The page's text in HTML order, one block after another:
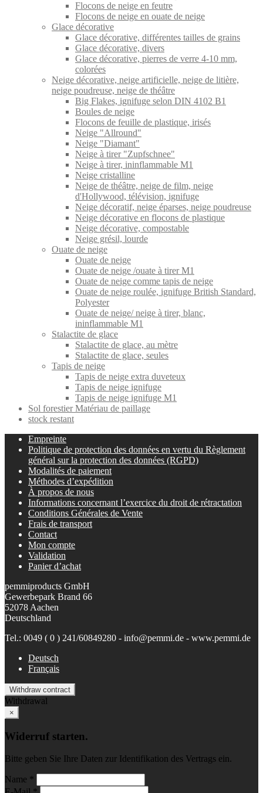
Flocons de neige en feutre
Flocons de neige en ouate de neige
Glace décorative
Glace décorative, différentes tailles de grains
Glace décorative, divers
Glace décorative, pierres de verre 4-10 mm,
colorées
Neige décorative, neige artificielle, neige de litière,
neige poudreuse, neige de théâtre
Big Flakes, ignifuge selon DIN 4102 B1
Boules de neige
Flocons de feuille de plastique, irisés
Neige "Allround"
Neige "Diamant"
Neige à tirer "Zupfschnee"
Neige à tirer, ininflammable M1
Neige cristalline
Neige de théâtre, neige de film, neige
d'Hollywood, télévision, ignifuge
Neige décoratif, neige éparses, neige poudreuse
Neige décorative en flocons de plastique
Neige décorative, compostable
Neige grésil, lourde
Ouate de neige
Ouate de neige
Ouate de neige /ouate à tirer M1
Ouate de neige comme tapis de neige
Ouate de neige roulée, ignifuge British Standard,
Polyester
Ouate de neige/ neige à tirer, blanc,
ininflammable M1
Stalactite de glace
Stalactite de glace, au mètre
Stalactite de glace, seules
Tapis de neige
Tapis de neige extra duveteux
Tapis de neige ignifuge
Tapis de neige ignifuge M1
Sol forestier Matériau de paillage
stock restant
Empreinte
Politique de protection des données en vertu du Règlement
général sur la protection des données (RGPD)
Modalités de paiement
Méthodes d’expédition
À propos de nous
Informations concernant l’exercice du droit de rétractation
Conditions Générales de Vente
Frais de transport
Contact
Mon compte
Validation
Panier d’achat
pemmiproducts GmbH
Gewerbepark Brand 66
52078 Aachen
Deutschland
Tel.: 0049 ( 0 ) 241/60849280 - info@pemmi.de - www.pemmi.de
Deutsch
Français
Withdraw contract
Withdrawal
×
Widerruf starten.
Bitte geben Sie Ihre Daten zur Identifikation des Vertrags ein.
Name *